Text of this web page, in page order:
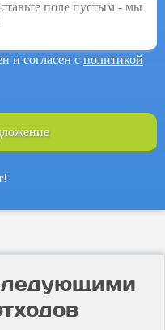
и согласен с политикой